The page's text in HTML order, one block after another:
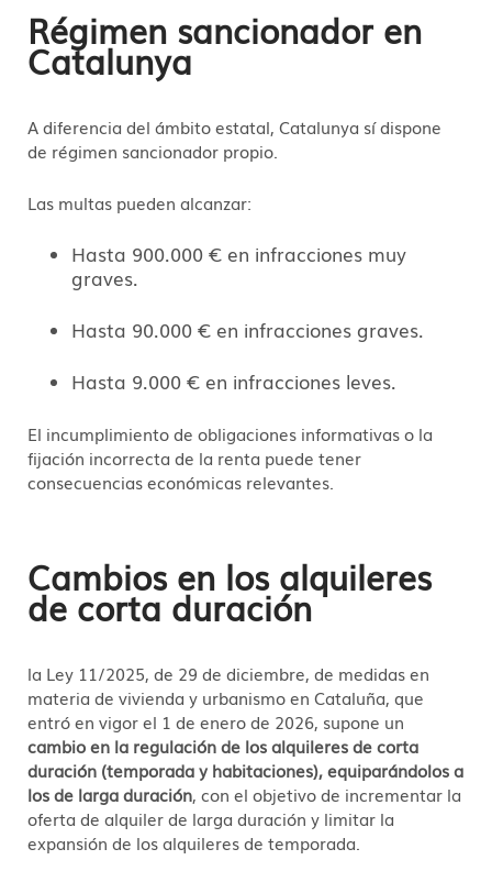
Régimen sancionador en
Catalunya
A diferencia del ámbito estatal, Catalunya sí dispone
de régimen sancionador propio.
Las multas pueden alcanzar:
Hasta 900.000 € en infracciones muy
graves.
Hasta 90.000 € en infracciones graves.
Hasta 9.000 € en infracciones leves.
El incumplimiento de obligaciones informativas o la
fijación incorrecta de la renta puede tener
consecuencias económicas relevantes.
Cambios en los alquileres
de corta duración
la Ley 11/2025, de 29 de diciembre, de medidas en
materia de vivienda y urbanismo en Cataluña, que
entró en vigor el 1 de enero de 2026, supone un
cambio en la regulación de los alquileres de corta
duración (temporada y habitaciones), equiparándolos a
los de larga duración, con el objetivo de incrementar la
oferta de alquiler de larga duración y limitar la
expansión de los alquileres de temporada.